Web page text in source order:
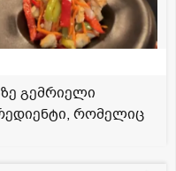
გემრიელი
რომელიც